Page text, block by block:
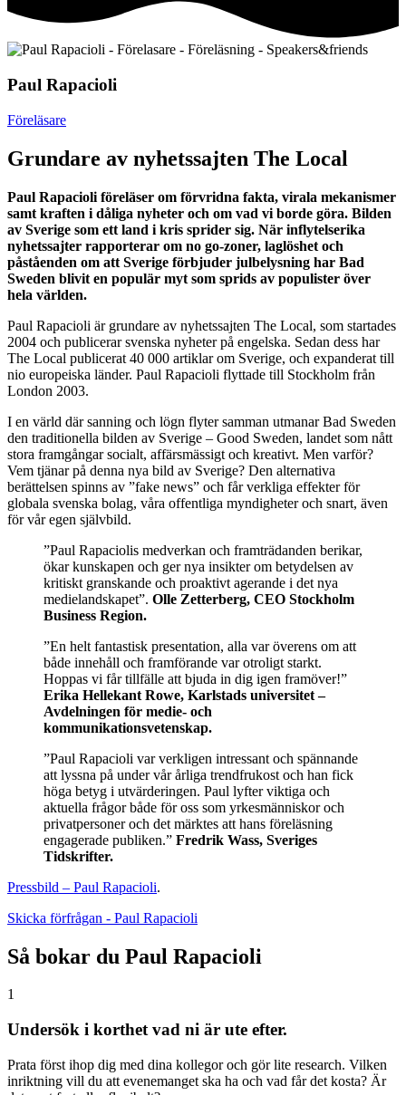
Paul Rapacioli
Föreläsare
Grundare av nyhetssajten The Local
Paul Rapacioli föreläser om förvridna fakta, virala mekanismer
samt kraften i dåliga nyheter och om vad vi borde göra. Bilden
av Sverige som ett land i kris sprider sig. När inflytelserika
nyhetssajter rapporterar om no go-zoner, laglöshet och
påståenden om att Sverige förbjuder julbelysning har Bad
Sweden blivit en populär myt som sprids av populister över
hela världen.
Paul Rapacioli är grundare av nyhetssajten The Local, som startades
2004 och publicerar svenska nyheter på engelska. Sedan dess har
The Local publicerat 40 000 artiklar om Sverige, och expanderat till
nio europeiska länder. Paul Rapacioli flyttade till Stockholm från
London 2003.
I en värld där sanning och lögn flyter samman utmanar Bad Sweden
den traditionella bilden av Sverige – Good Sweden, landet som nått
stora framgångar socialt, affärsmässigt och kreativt. Men varför?
Vem tjänar på denna nya bild av Sverige? Den alternativa
berättelsen spinns av ”fake news” och får verkliga effekter för
globala svenska bolag, våra offentliga myndigheter och snart, även
för vår egen självbild.
”Paul Rapaciolis medverkan och framträdanden berikar,
ökar kunskapen och ger nya insikter om betydelsen av
kritiskt granskande och proaktivt agerande i det nya
medielandskapet”. Olle Zetterberg, CEO Stockholm
Business Region.
”En helt fantastisk presentation, alla var överens om att
både innehåll och framförande var otroligt starkt.
Hoppas vi får tillfälle att bjuda in dig igen framöver!”
Erika Hellekant Rowe, Karlstads universitet –
Avdelningen för medie- och
kommunikationsvetenskap.
”Paul Rapacioli var verkligen intressant och spännande
att lyssna på under vår årliga trendfrukost och han fick
höga betyg i utvärderingen. Paul lyfter viktiga och
aktuella frågor både för oss som yrkesmänniskor och
privatpersoner och det märktes att hans föreläsning
engagerade publiken.” Fredrik Wass, Sveriges
Tidskrifter.
Pressbild – Paul Rapacioli.
Skicka förfrågan - Paul Rapacioli
Så bokar du Paul Rapacioli
1
Undersök i korthet vad ni är ute efter.
Prata först ihop dig med dina kollegor och gör lite research. Vilken
inriktning vill du att evenemanget ska ha och vad får det kosta? Är